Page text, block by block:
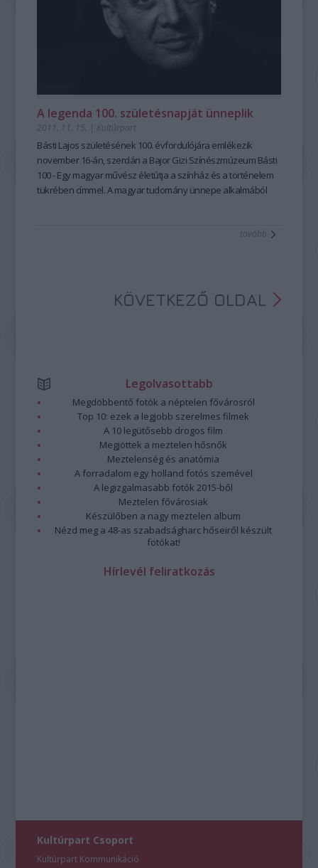
A legenda 100. születésnapját ünneplik
2011. 11. 15. | Kultúrpart
Básti Lajos születésének 100. évfordulójára emlékezik
november 16-án, szerdán a Bajor Gizi Színészmúzeum Básti
100 - Egy magyar művész életútja a színház és a történelem
tükrében címmel. A magyar tudomány ünnepe alkalmából
tovább
KÖVETKEZŐ OLDAL
Legolvasottabb
Megdöbbentő fotók a néptelen fővárosról
Top 10: ezek a legjobb szerelmes filmek
A 10 legütősebb drogos film
Megjöttek a meztelen hősnők
Meztelenség és anatómia
A forradalom egy holland fotós szemével
A legizgalmasabb fotók 2015-ből
Meztelen fővárosiak
Készülőben a nagy meztelen album
Nézd meg a 48-as szabadságharc hőseiről készült
fotókat!
Hírlevél feliratkozás
Kultúrpart Csoport
Kultúrpart Kommunikáció